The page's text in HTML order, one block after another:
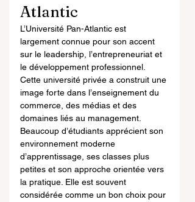
Atlantic
L’Université Pan-Atlantic est
largement connue pour son accent
sur le leadership, l’entrepreneuriat et
le développement professionnel.
Cette université privée a construit une
image forte dans l’enseignement du
commerce, des médias et des
domaines liés au management.
Beaucoup d’étudiants apprécient son
environnement moderne
d’apprentissage, ses classes plus
petites et son approche orientée vers
la pratique. Elle est souvent
considérée comme un bon choix pour